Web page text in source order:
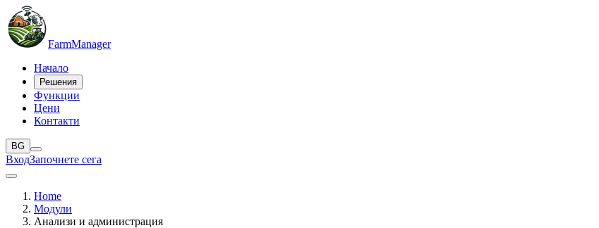
FarmManager
Начало
Решения
Функции
Цени
Контакти
BG
ВходЗапочнете сега
Home
Модули
Анализи и администрация